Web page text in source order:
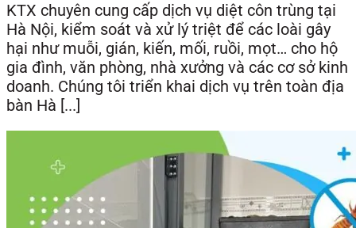
KTX chuyên cung cấp dịch vụ diệt côn trùng tại
Hà Nội, kiểm soát và xử lý triệt để các loài gây
hại như muỗi, gián, kiến, mối, ruồi, mọt… cho hộ
gia đình, văn phòng, nhà xưởng và các cơ sở kinh
doanh. Chúng tôi triển khai dịch vụ trên toàn địa
bàn Hà [...]